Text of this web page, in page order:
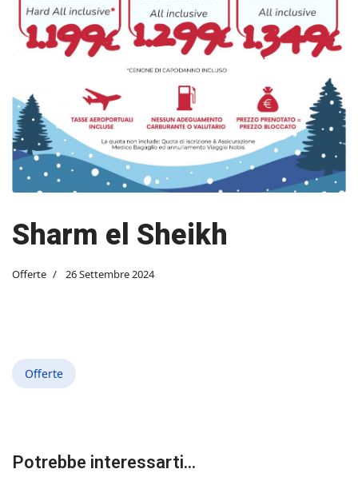
Sharm el Sheikh
Offerte 26 Settembre 2024
Offerte
Potrebbe interessarti...